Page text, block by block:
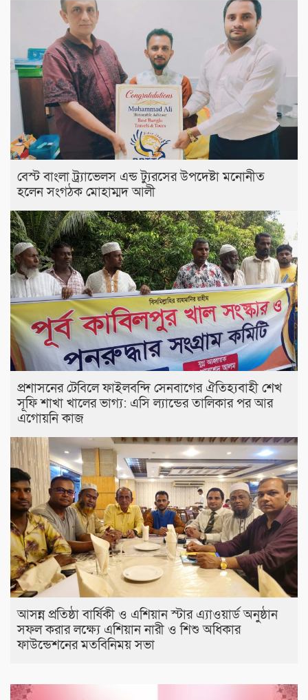
বেস্ট বাংলা ট্র্যাভেলস এন্ড ট্যুরসের উপদেষ্টা মনোনীত
হলেন সংগঠক মোহাম্মদ আলী
প্রশাসনের টেবিলে ফাইলবন্দি সেনবাগের ঐতিহ্যবাহী শেখ
সূফি শাখা খালের ভাগ্য: এসি ল্যান্ডের তালিকার পর আর
এগোয়নি কাজ
আসন্ন প্রতিষ্ঠা বার্ষিকী ও এশিয়ান স্টার এ‍্যাওয়ার্ড অনুষ্ঠান
সফল করার লক্ষ্যে এশিয়ান নারী ও শিশু অধিকার
ফাউন্ডেশনের মতবিনিময় সভা